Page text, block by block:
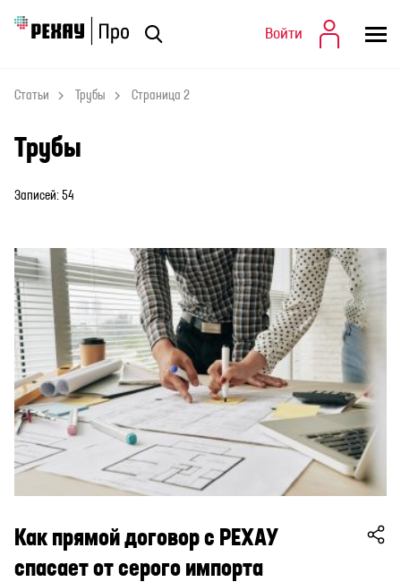
Статьи
Войти
Статьи Трубы Страница 2
Трубы
Записей: 54
Как прямой договор с РЕХАУ
спасает от серого импорта